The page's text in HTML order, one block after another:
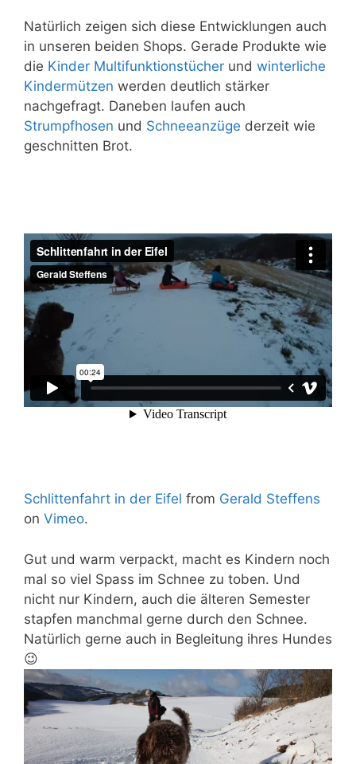
Natürlich zeigen sich diese Entwicklungen auch
in unseren beiden Shops. Gerade Produkte wie
die Kinder Multifunktionstücher und winterliche
Kindermützen werden deutlich stärker
nachgefragt. Daneben laufen auch
Strumpfhosen und Schneeanzüge derzeit wie
geschnitten Brot.
Schlittenfahrt in der Eifel from Gerald Steffens
on Vimeo.
Gut und warm verpackt, macht es Kindern noch
mal so viel Spass im Schnee zu toben. Und
nicht nur Kindern, auch die älteren Semester
stapfen manchmal gerne durch den Schnee.
Natürlich gerne auch in Begleitung ihres Hundes
😉